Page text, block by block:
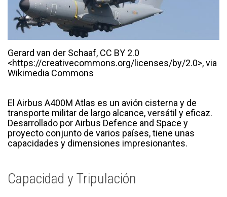
Gerard van der Schaaf, CC BY 2.0
<https://creativecommons.org/licenses/by/2.0>, via
Wikimedia Commons
El Airbus A400M Atlas es un avión cisterna y de
transporte militar de largo alcance, versátil y eficaz.
Desarrollado por Airbus Defence and Space y
proyecto conjunto de varios países, tiene unas
capacidades y dimensiones impresionantes.
Capacidad y Tripulación